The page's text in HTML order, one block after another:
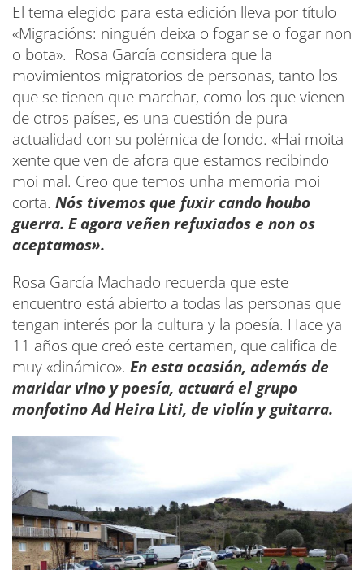
El tema elegido para esta edición lleva por título
«Migracións: ninguén deixa o fogar se o fogar non
o bota». Rosa García considera que la
movimientos migratorios de personas, tanto los
que se tienen que marchar, como los que vienen
de otros países, es una cuestión de pura
actualidad con su polémica de fondo. «Hai moita
xente que ven de afora que estamos recibindo
moi mal. Creo que temos unha memoria moi
corta. Nós tivemos que fuxir cando houbo
guerra. E agora veñen refuxiados e non os
aceptamos».
Rosa García Machado recuerda que este
encuentro está abierto a todas las personas que
tengan interés por la cultura y la poesía. Hace ya
11 años que creó este certamen, que califica de
muy «dinámico». En esta ocasión, además de
maridar vino y poesía, actuará el grupo
monfotino Ad Heira Liti, de violín y guitarra.